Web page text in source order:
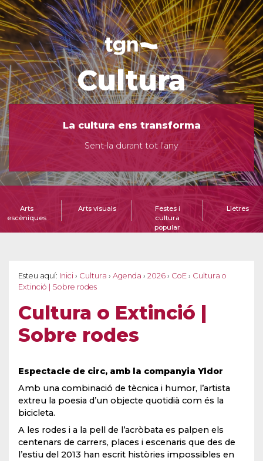
Cultura
La cultura ens transforma
Sent-la durant tot l'any
Arts
escèniques
Arts visuals
Festes i
cultura
popular
Lletres
Esteu aquí: Inici › Cultura › Agenda › 2026 › CoE › Cultura o
Extinció | Sobre rodes
Cultura o Extinció |
Sobre rodes
Espectacle de circ, amb la companyia Yldor
Amb una combinació de tècnica i humor, l’artista
extreu la poesia d’un objecte quotidià com és la
bicicleta.
A les rodes i a la pell de l’acròbata es palpen els
centenars de carrers, places i escenaris que des de
l’estiu del 2013 han escrit històries impossibles en